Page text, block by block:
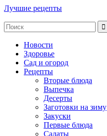
Лучшие рецепты
Новости
Здоровье
Сад и огород
Рецепты
Вторые блюда
Выпечка
Десерты
Заготовки на зиму
Закуски
Первые блюда
Салаты